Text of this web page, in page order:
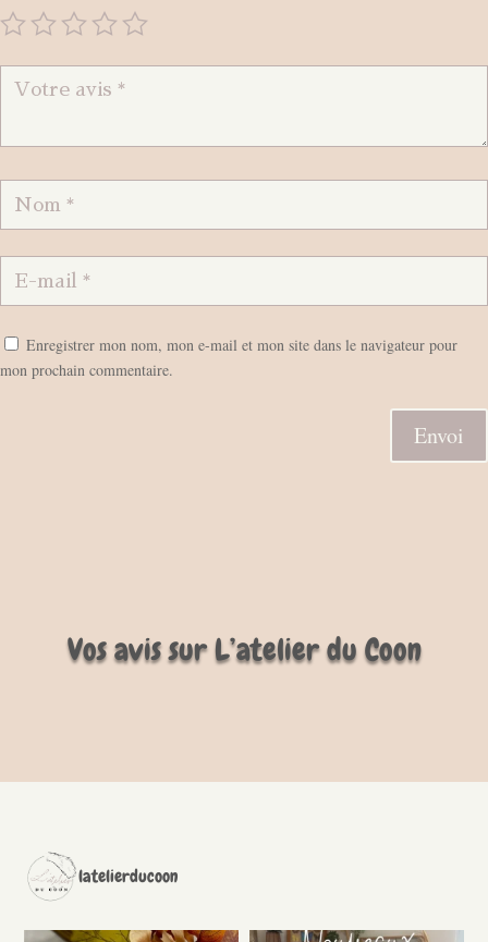
Enregistrer mon nom, mon e-mail et mon site dans le navigateur pour
mon prochain commentaire.
Envoi
Vos avis sur L’atelier du Coon
latelierducoon